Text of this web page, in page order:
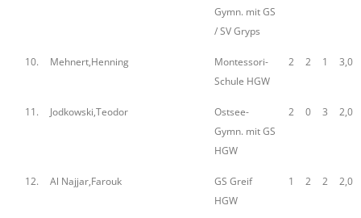
Gymn. mit GS
/ SV Gryps
10. Mehnert,Henning
Montessori-
Schule HGW
2 2 1 3,0
11. Jodkowski,Teodor
Ostsee-
Gymn. mit GS
HGW
2 0 3 2,0
12. Al Najjar,Farouk
GS Greif
HGW
1 2 2 2,0